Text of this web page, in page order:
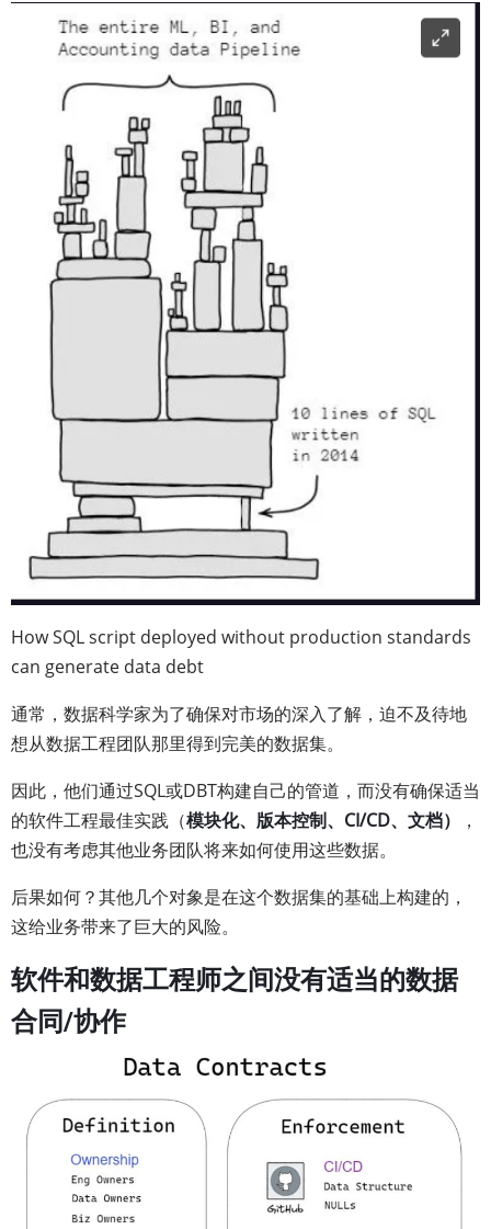
How SQL script deployed without production standards
can generate data debt
通常，数据科学家为了确保对市场的深入了解，迫不及待地
想从数据工程团队那里得到完美的数据集。
因此，他们通过SQL或DBT构建自己的管道，而没有确保适当
的软件工程最佳实践（模块化、版本控制、CI/CD、文档）
，
也没有考虑其他业务团队将来如何使用这些数据。
后果如何？其他几个对象是在这个数据集的基础上构建的，
这给业务带来了巨大的风险。
软件和数据工程师之间没有适当的数据
合同/协作